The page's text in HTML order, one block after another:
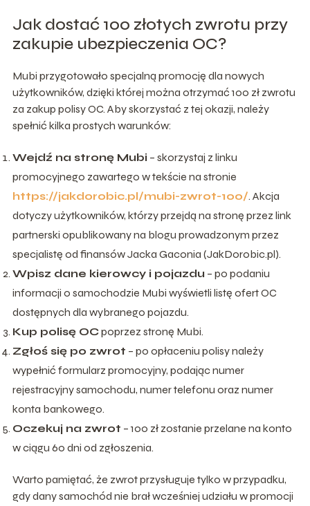
Jak dostać 100 złotych zwrotu przy
zakupie ubezpieczenia OC?
Mubi przygotowało specjalną promocję dla nowych
użytkowników, dzięki której można otrzymać 100 zł zwrotu
za zakup polisy OC. Aby skorzystać z tej okazji, należy
spełnić kilka prostych warunków:
Wejdź na stronę Mubi – skorzystaj z linku
promocyjnego zawartego w tekście na stronie
https://jakdorobic.pl/mubi-zwrot-100/. Akcja
dotyczy użytkowników, którzy przejdą na stronę przez link
partnerski opublikowany na blogu prowadzonym przez
specjalistę od finansów Jacka Gaconia (JakDorobic.pl).
Wpisz dane kierowcy i pojazdu – po podaniu
informacji o samochodzie Mubi wyświetli listę ofert OC
dostępnych dla wybranego pojazdu.
Kup polisę OCpoprzez stronę Mubi.
Zgłoś się po zwrot – po opłaceniu polisy należy
wypełnić formularz promocyjny, podając numer
rejestracyjny samochodu, numer telefonu oraz numer
konta bankowego.
Oczekuj na zwrot – 100 zł zostanie przelane na konto
w ciągu 60 dni od zgłoszenia.
Warto pamiętać, że zwrot przysługuje tylko w przypadku,
gdy dany samochód nie brał wcześniej udziału w promocji